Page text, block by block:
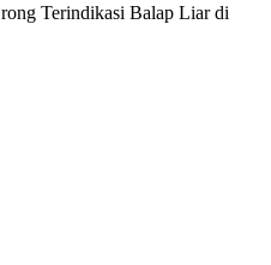
Terindikasi Balap Liar di